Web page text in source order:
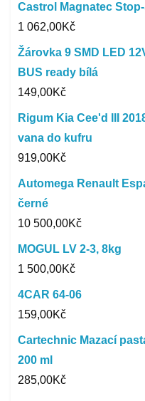
Castrol Magnatec
1 062,00Kč
Žárovka 9 SMD LED
BUS ready bílá
149,00Kč
Rigum Kia Cee'd III
vana do kufru
919,00Kč
Automega Renault
černé
10 500,00Kč
MOGUL LV 2-3, 8kg
1 500,00Kč
4CAR 64-06
159,00Kč
Cartechnic Mazací
200 ml
285,00Kč